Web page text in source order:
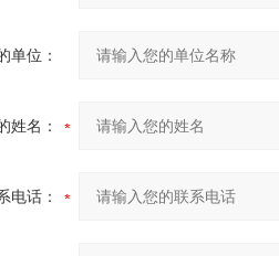
单位：
姓名：
电话：